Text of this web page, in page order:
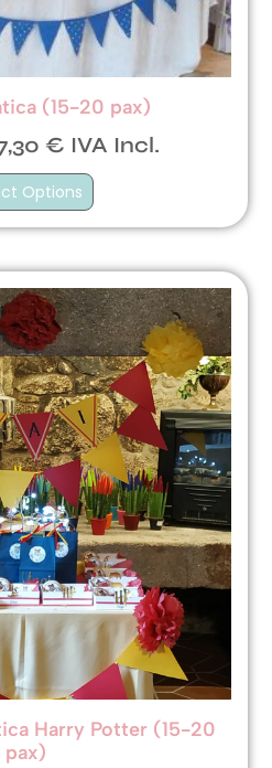
(15-20 pax)
€ IVA Incl.
Options
Harry Potter (15-20
pax)